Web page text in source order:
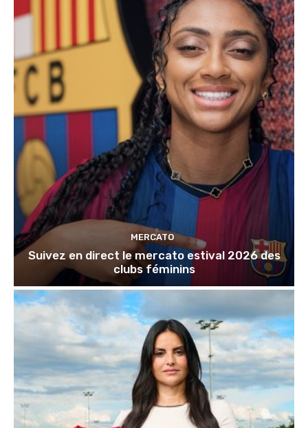
MERCATO
Suivez en direct le mercato estival 2026 des
clubs féminins